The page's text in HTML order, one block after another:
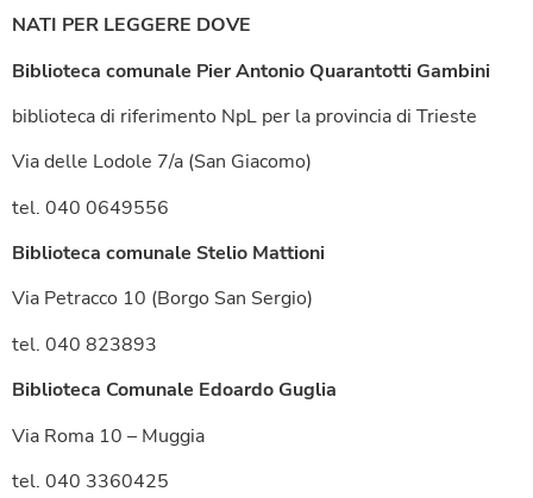
NATI PER LEGGERE DOVE
Biblioteca comunale Pier Antonio Quarantotti Gambini
biblioteca di riferimento NpL per la provincia di Trieste
Via delle Lodole 7/a (San Giacomo)
tel. 040 0649556
Biblioteca comunale Stelio Mattioni
Via Petracco 10 (Borgo San Sergio)
tel. 040 823893
Biblioteca Comunale Edoardo Guglia
Via Roma 10 – Muggia
tel. 040 3360425